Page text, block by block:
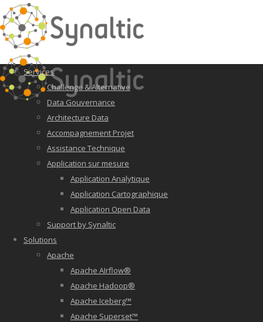
Services
Challenge & Alternative
Data Gouvernance
Architecture Data
Accompagnement Projet
Assistance Technique
Application sur mesure
Application Analytique
Application Cartographique
Application Open Data
Support by Synaltic
Solutions
Apache
Apache AIrflow®
Apache Hadoop®
Apache Iceberg™
Apache Superset™